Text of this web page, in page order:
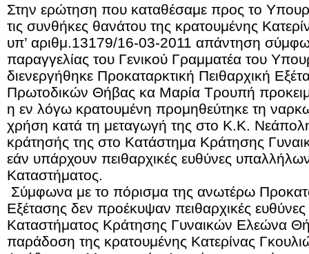
Στην ερώτηση που καταθέσαμε προς το
τις συνθήκες θανάτου της κρατουμένης
υπ’ αριθμ.13179/16-03-2011 απάντηση
παραγγελίας του Γενικού Γραμματέα του
διενεργήθηκε Προκαταρκτική Πειθαρχική
Πρωτοδικών Θήβας κα Μαρία Τρουπή
η εν λόγω κρατουμένη προμηθεύτηκε τη
χρήση κατά τη μεταγωγή της στο Κ.Κ.
κράτησής της στο Κατάστημα Κράτησης
εάν υπάρχουν πειθαρχικές ευθύνες
Καταστήματος.
Σύμφωνα με το πόρισμα της ανωτέρω
Εξέτασης δεν προέκυψαν πειθαρχικές
Καταστήματος Κράτησης Γυναικών Ελεώνα
παράδοση της κρατουμένης Κατερίνας